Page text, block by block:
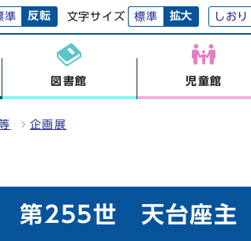
準 反転 文字サイズ 標準 拡大 しおり
図書館 児童館
企画展
255世 天台座主「